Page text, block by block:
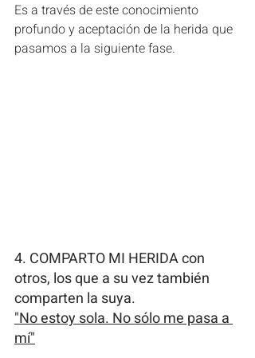
Es a través de este conocimiento
profundo y aceptación de la herida que
pasamos a la siguiente fase.
4. COMPARTO MI HERIDA con
otros, los que a su vez también
comparten la suya.
"No estoy sola. No sólo me pasa a
mí"